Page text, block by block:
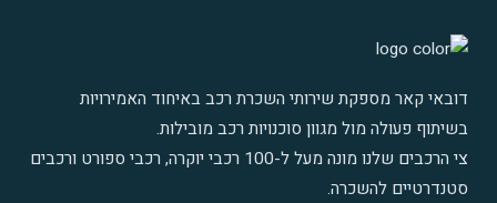
דובאי קאר מספקת שירותי השכרת רכב באיחוד האמירויות
בשיתוף פעולה מול מגוון סוכנויות רכב מובילות.
צי הרכבים שלנו מונה מעל ל-100 רכבי יוקרה
, רכבי ספורט ורכבים
סטנדרטיים להשכרה.